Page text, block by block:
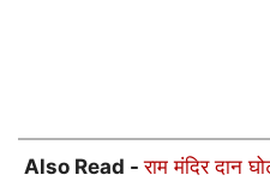
Also Read -राम मंदिर दान